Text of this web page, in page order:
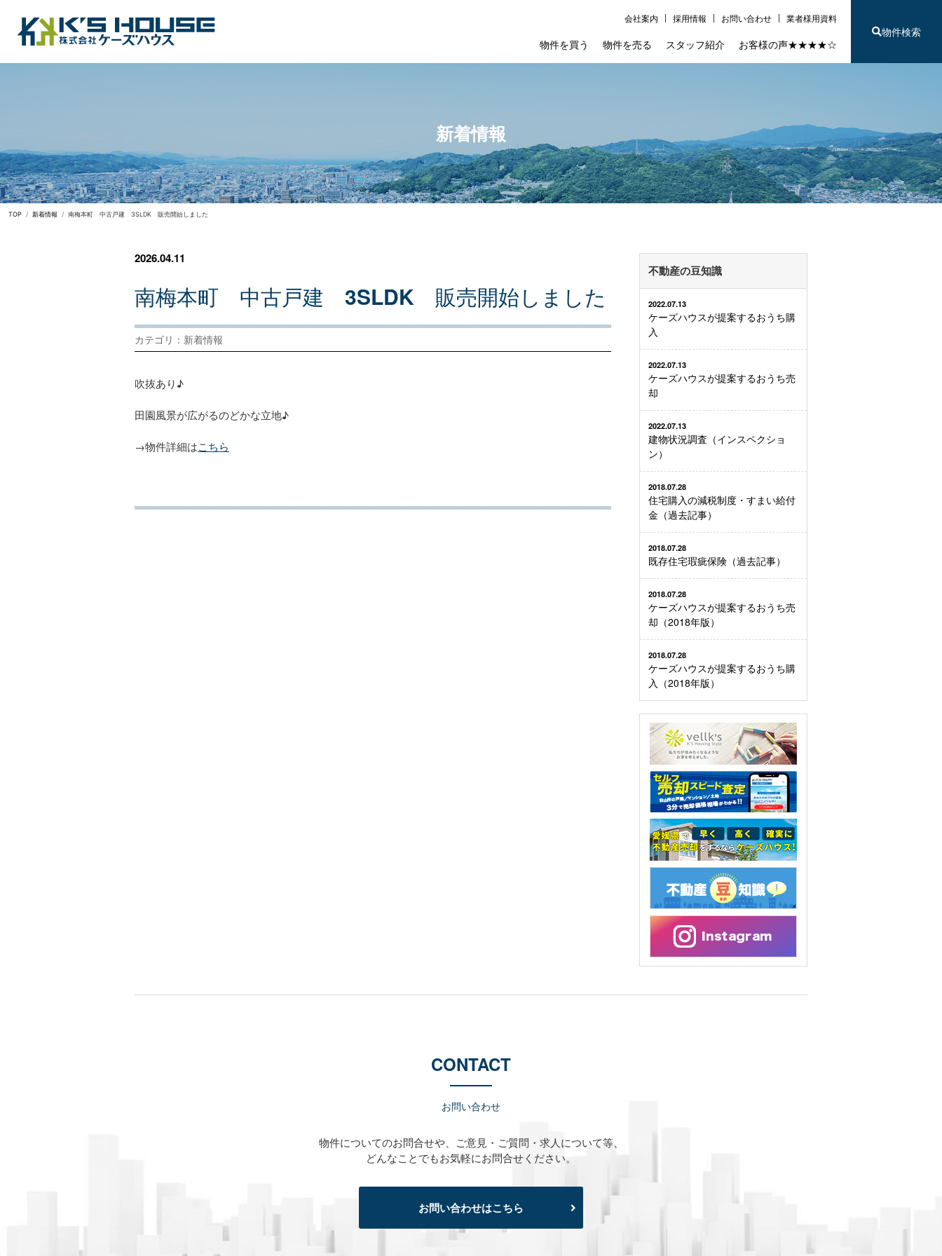
会社案内 採用情報 お問い合わせ 業者様用資料
物件を買う 物件を売る スタッフ紹介 お客様の声★★★★☆
物件検索
新着情報
TOP 新着情報 南梅本町 中古戸建 3SLDK 販売開始しました
2026.04.11
南梅本町 中古戸建 3SLDK 販売開始し ま した
カテゴリ：新着情報
吹抜あり♪
田園風景が広がるのどかな立地♪
→物件詳細はこちら
不動産の豆知識
2022.07.13
ケーズハウスが提案するおうち購
入
2022.07.13
ケーズハウスが提案するおうち売
却
2022.07.13
建物状況調査（インスペクショ
ン）
2018.07.28
住宅購入の減税制度・すまい給付
金（過去記事）
2018.07.28
既存住宅瑕疵保険（過去記事）
2018.07.28
ケーズハウスが提案するおうち売
却（2018年版）
2018.07.28
ケーズハウスが提案するおうち購
入（2018年版）
CONTACT
お問い合わせ
物件についてのお問合せや、
ご意見・ご質問・求人について等、
どんなことでもお気軽にお問合せください。
お問い合わせはこちら